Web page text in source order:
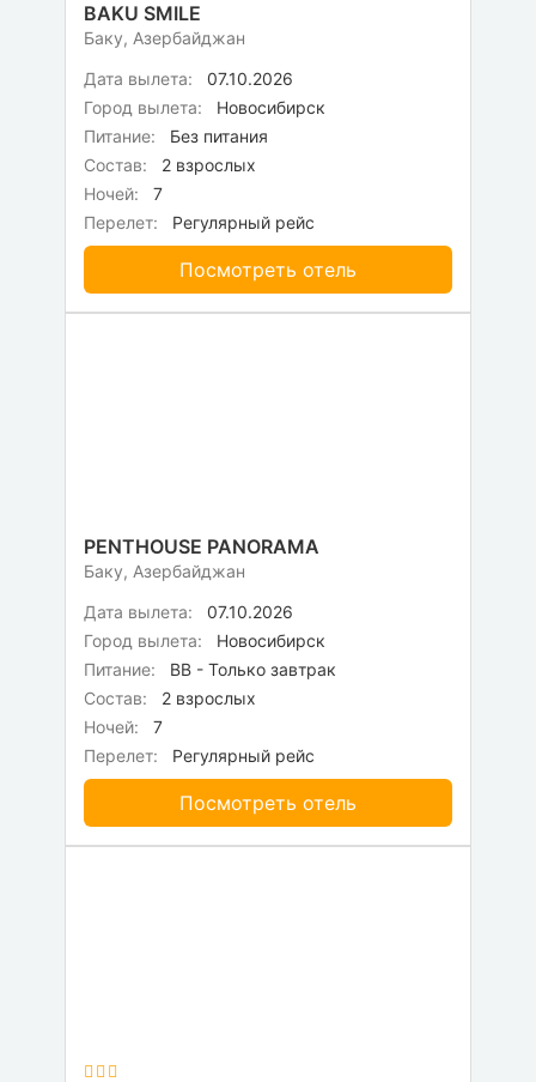
BAKU SMILE
Баку, Азербайджан
Дата вылета:
07.10.2026
Город вылета:
Новосибирск
Питание:
Без питания
Состав:
2 взрослых
Ночей:
7
Перелет:
Регулярный рейс
Посмотреть отель
PENTHOUSE PANORAMA
Баку, Азербайджан
Дата вылета:
07.10.2026
Город вылета:
Новосибирск
Питание:
BB - Только завтрак
Состав:
2 взрослых
Ночей:
7
Перелет:
Регулярный рейс
Посмотреть отель